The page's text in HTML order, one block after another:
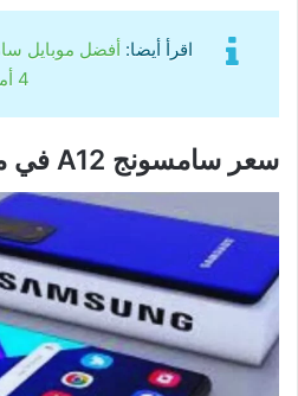
اقرأ أيضا:
4 أمثلة
سعر سامسونج A12 في مصر اليوم